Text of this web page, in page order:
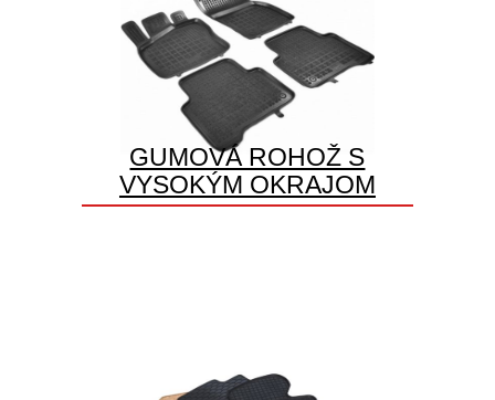
GUMOVÁ ROHOŽ S
VYSOKÝM OKRAJOM